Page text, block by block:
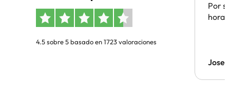
4.5 sobre 5 basado en 1723 valoraciones
Por
hora
Jose